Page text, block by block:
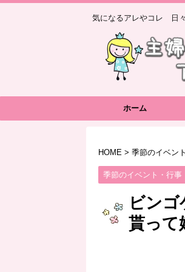
気になるアレやコレ 日
ホーム
HOME > 季節のイベン
季節のイベント・行事
ビン
貰って